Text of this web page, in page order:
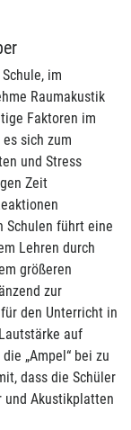
im
Raumakustik
Faktoren im
sich zum
und Stress
Zeit
Schulen führt eine
Lehren durch
größeren
zur
den Unterricht in
auf
„Ampel“ bei zu
dass die Schüler
und Akustikplatten